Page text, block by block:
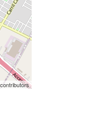
contributors